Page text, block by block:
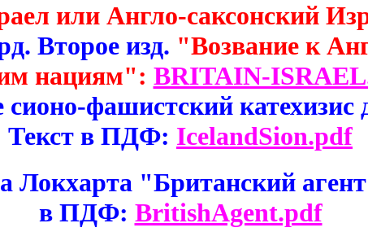
или Англо-саксонский
Второе изд. "Возвание к
нациям": BRITAIN-
фашистский катехизис
Текст в ПДФ: IcelandSion.pdf
Локхарта "Британский
в ПДФ: BritishAgent.pdf